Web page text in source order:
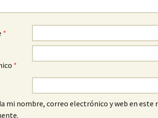
*
*
mi nombre, correo electrónico y web en este